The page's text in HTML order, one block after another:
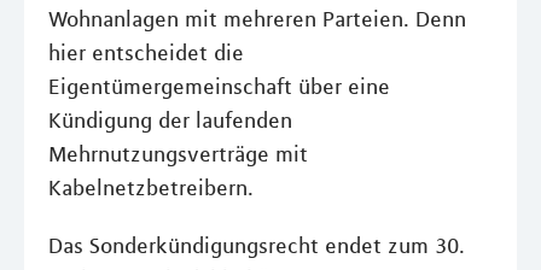
Wohnanlagen mit mehreren Parteien. Denn
hier entscheidet die
Eigentümergemeinschaft über eine
Kündigung der laufenden
Mehrnutzungsverträge mit
Kabelnetzbetreibern.
Das Sonderkündigungsrecht endet zum 30.